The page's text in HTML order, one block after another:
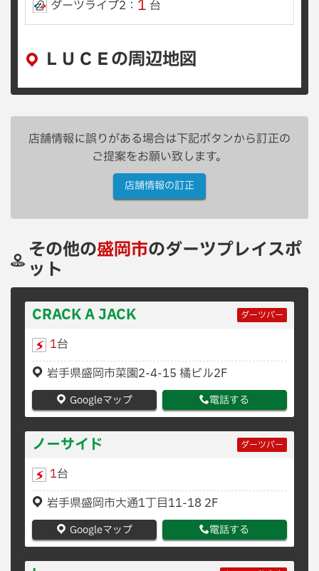
ダーツライブ2： 1 台
ＬＵＣＥの周辺地図
店舗情報に誤りがある場合は下記ボタンから訂正の
ご提案をお願い致します。
店舗情報の訂正
その他の盛岡市のダーツプレイスポ
ット
CRACK A JACK ダーツバー
1台
岩手県盛岡市菜園2-4-15 橘ビル2F
Googleマップ 電話する
ノーサイド ダーツバー
1台
岩手県盛岡市大通1丁目11-18 2F
Googleマップ 電話する